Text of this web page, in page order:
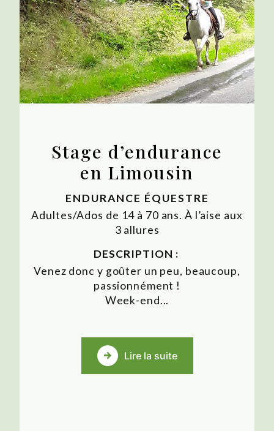
Stage d’endurance
en Limousin
ENDURANCE ÉQUESTRE
Adultes/Ados de 14 à 70 ans. À l’aise aux
3 allures
DESCRIPTION :
Venez donc y goûter un peu, beaucoup,
passionnément !
Week-end...
Lire la suite